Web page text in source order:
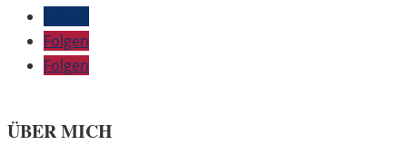
Folgen
Folgen
ÜBER MICH